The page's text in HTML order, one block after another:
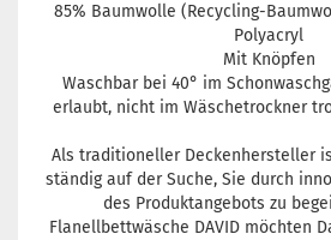
85% Baumwolle (Recycling-
Polyacryl
Mit Knöpfen
Waschbar bei 40° im
erlaubt, nicht im Wäschetrockner
Als traditioneller Deckenhersteller
ständig auf der Suche, Sie durch
des Produktangebots zu
Flanellbettwäsche DAVID möchten